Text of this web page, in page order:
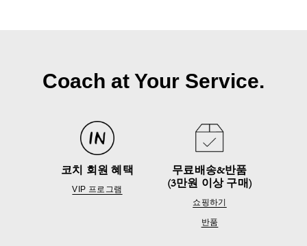
Coach at Your Service.
코치 회원 혜택
VIP 프로그램
무료배송&반품
(3만원 이상 구매)
쇼핑하기
반품